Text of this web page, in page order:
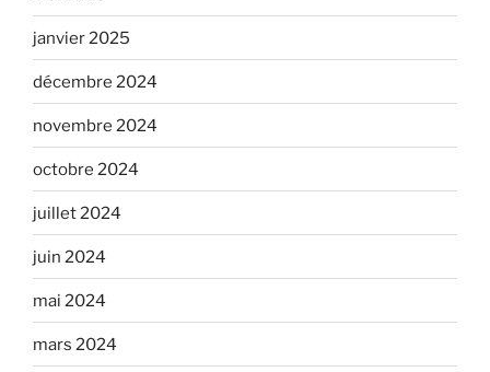
janvier 2025
décembre 2024
novembre 2024
octobre 2024
juillet 2024
juin 2024
mai 2024
mars 2024